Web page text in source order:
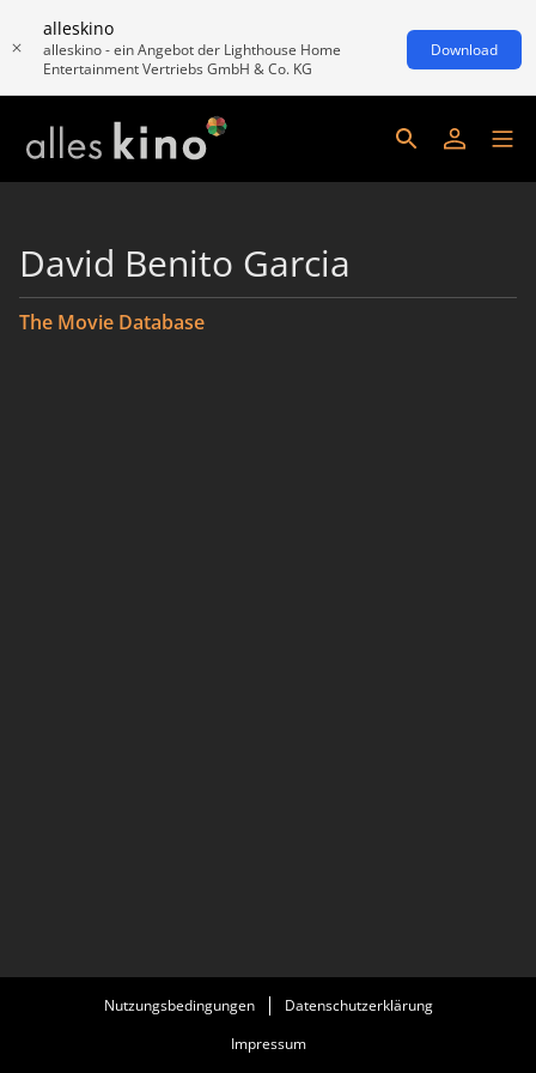
alleskino
alleskino - ein Angebot der Lighthouse Home
Entertainment Vertriebs GmbH & Co. KG
Download
David Benito Garcia
The Movie Database
Nutzungsbedingungen
Datenschutzerklärung
Impressum